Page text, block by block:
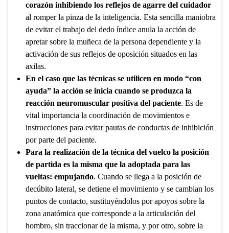
corazón inhibiendo los reflejos de agarre del cuidador
al romper la pinza de la inteligencia. Esta sencilla maniobra
de evitar el trabajo del dedo índice anula la acción de
apretar sobre la muñeca de la persona dependiente y la
activación de sus reflejos de oposición situados en las
axilas.
En el caso que las técnicas se utilicen en modo “con
ayuda” la acción se inicia cuando se produzca la
reacción neuromuscular positiva del paciente. Es de
vital importancia la coordinación de movimientos e
instrucciones para evitar pautas de conductas de inhibición
por parte del paciente.
Para la realización de la técnica del vuelco la posición
de partida es la misma que la adoptada para las
vueltas: empujando. Cuando se llega a la posición de
decúbito lateral, se detiene el movimiento y se cambian los
puntos de contacto, sustituyéndolos por apoyos sobre la
zona anatómica que corresponde a la articulación del
hombro, sin traccionar de la misma, y por otro, sobre la